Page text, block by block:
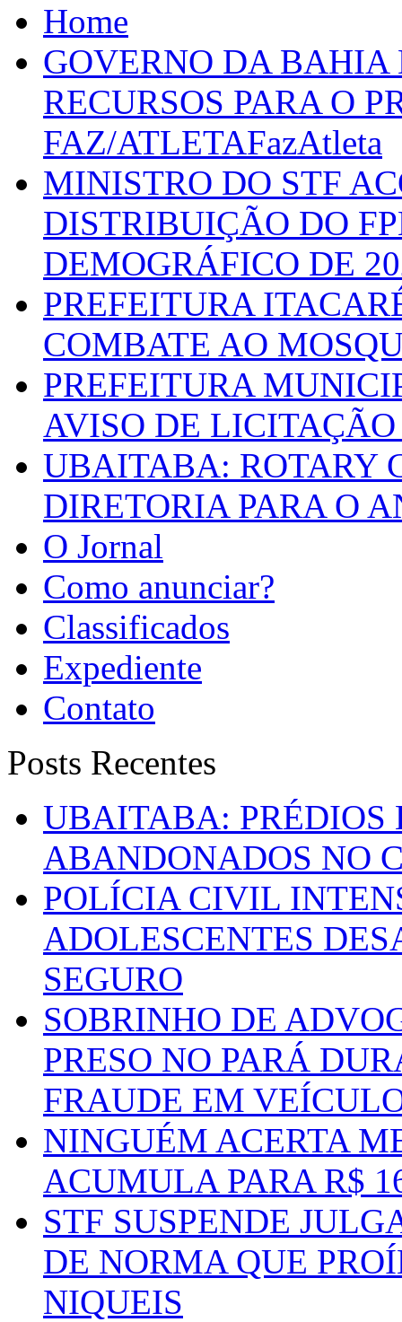
Home
GOVERNO DA
RECURSOS PARA O
FAZ/ATLETAFazAtleta
MINISTRO DO STF
DISTRIBUIÇÃO DO
DEMOGRÁFICO DE
PREFEITURA
COMBATE AO
PREFEITURA
AVISO DE LICITAÇÃO
UBAITABA: ROTARY
DIRETORIA PARA O
O Jornal
Como anunciar?
Classificados
Expediente
Contato
Posts Recentes
UBAITABA: PRÉDIOS
ABANDONADOS NO
POLÍCIA CIVIL
ADOLESCENTES
SEGURO
SOBRINHO DE
PRESO NO PARÁ
FRAUDE EM
NINGUÉM ACERTA
ACUMULA PARA R$
STF SUSPENDE
DE NORMA QUE
NIQUEIS